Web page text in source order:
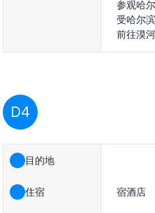
参观哈
受哈尔
前往漠河
D4
目的地
住宿 宿酒店